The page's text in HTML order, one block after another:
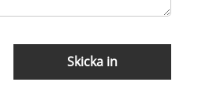
Skicka in